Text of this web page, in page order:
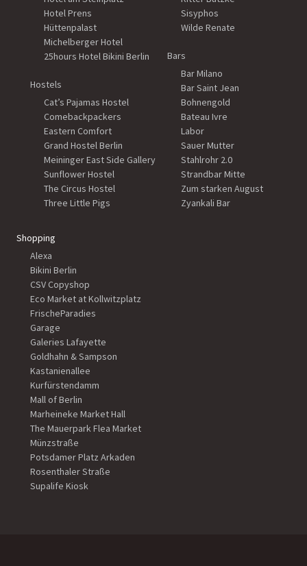
Hotel Prens
Hüttenpalast
Michelberger Hotel
25hours Hotel Bikini Berlin
Hostels
Cat’s Pajamas Hostel
Comebackpackers
Eastern Comfort
Grand Hostel Berlin
Meininger East Side Gallery
Sunflower Hostel
The Circus Hostel
Three Little Pigs
Sisyphos
Wilde Renate
Bars
Bar Milano
Bar Saint Jean
Bohnengold
Bateau Ivre
Labor
Sauer Mutter
Stahlrohr 2.0
Strandbar Mitte
Zum starken August
Zyankali Bar
Shopping
Alexa
Bikini Berlin
CSV Copyshop
Eco Market at Kollwitzplatz
FrischeParadies
Garage
Galeries Lafayette
Goldhahn & Sampson
Kastanienallee
Kurfürstendamm
Mall of Berlin
Marheineke Market Hall
The Mauerpark Flea Market
Münzstraße
Potsdamer Platz Arkaden
Rosenthaler Straße
Supalife Kiosk